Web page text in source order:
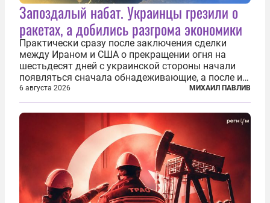
Запоздалый набат. Украинцы грезили о
ракетах, а добились разгрома экономики
Практически сразу после заключения сделки
между Ираном и США о прекращении огня на
шестьдесят дней с украинской стороны начали
появляться сначала обнадеживающие, а после и
вовсе бравурные заявления про некий «перелом»
в войне. Вероятно, в сознании первых лиц
киевского режима и стоящих за ними...
6 августа 2026 МИХАИЛ ПАВЛИВ